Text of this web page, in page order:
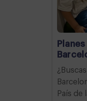
País de